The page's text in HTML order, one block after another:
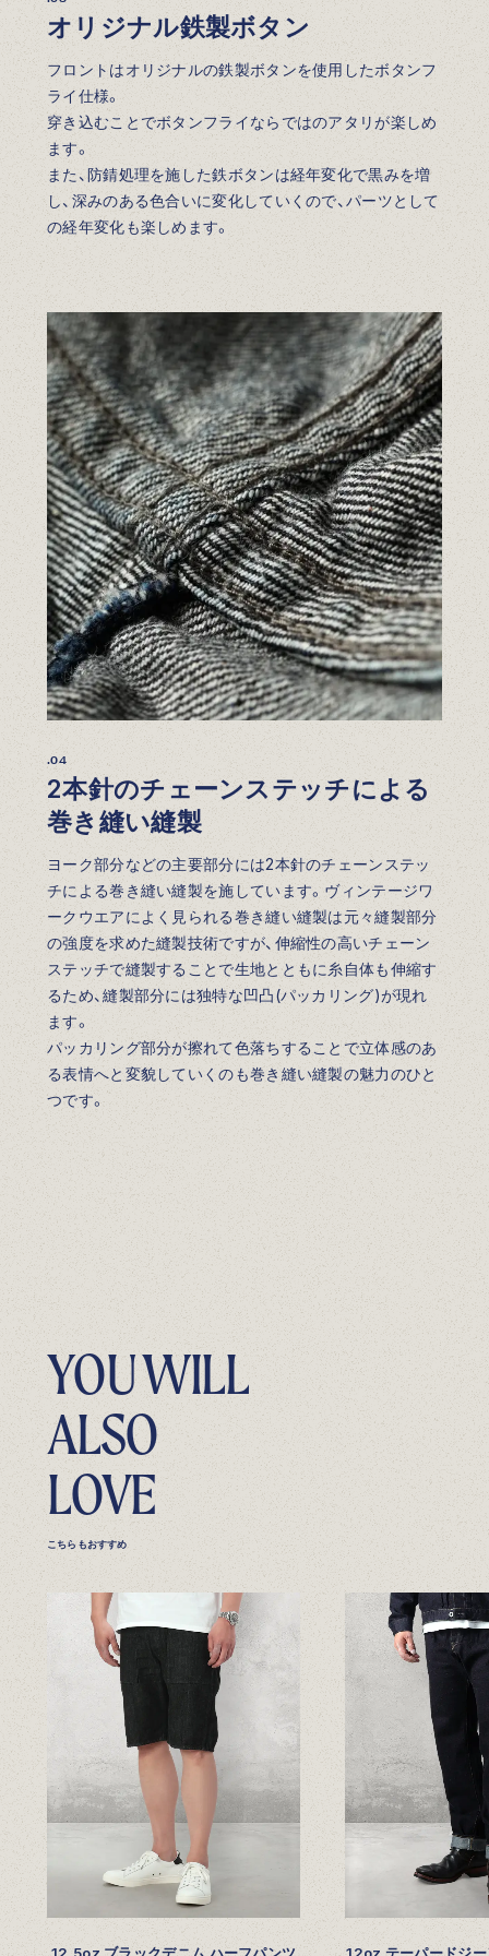
オリジナル鉄製ボタン
フロントはオリジナルの鉄製ボタンを使用したボタンフ
ライ仕様。
穿き込むことでボタンフライならではのアタリが楽しめ
ます。
また、防錆処理を施した鉄ボタンは経年変化で黒みを増
し、深みのある色合いに変化していくので、パーツとして
の経年変化も楽しめます。
.04
2本針のチェーンステッチによる
巻き縫い縫製
ヨーク部分などの主要部分には2本針のチェーンステッ
チによる巻き縫い縫製を施しています。ヴィンテージワ
ークウエアによく見られる巻き縫い縫製は元々縫製部分
の強度を求めた縫製技術ですが、伸縮性の高いチェーン
ステッチで縫製することで生地とともに糸自体も伸縮す
るため、縫製部分には独特な凹凸(パッカリング)が現れ
ます。
パッカリング部分が擦れて色落ちすることで立体感のあ
る表情へと変貌していくのも巻き縫い縫製の魅力のひと
つです。
YOU WILL
ALSO
LOVE
こちらもおすすめ